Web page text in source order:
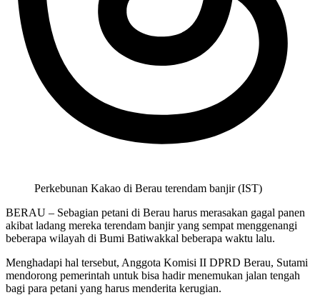
Perkebunan Kakao di Berau terendam banjir (IST)
BERAU – Sebagian petani di Berau harus merasakan gagal panen
akibat ladang mereka terendam banjir yang sempat menggenangi
beberapa wilayah di Bumi Batiwakkal beberapa waktu lalu.
Menghadapi hal tersebut, Anggota Komisi II DPRD Berau, Sutami
mendorong pemerintah untuk bisa hadir menemukan jalan tengah
bagi para petani yang harus menderita kerugian.